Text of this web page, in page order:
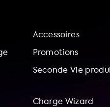
Accessoires
Promotions
Seconde Vie
Charge Wizard